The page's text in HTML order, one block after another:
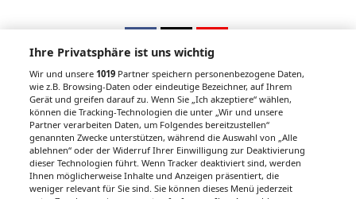
Unsere Wochenzeitungen
Gesundheitsseiten
Hier finden Sie die aktuelle Ausgabe der
Gesundheitsberichterstattung in den 120
Ihre Privatsphäre ist uns wichtig
Wir und unsere1019 Partner speichern personenbezogene Daten,
wie z.B. Browsing-Daten oder eindeutige Bezeichner, auf Ihrem
Gerät und greifen darauf zu. Wenn Sie „Ich akzeptiere“ wählen,
können die Tracking-Technologien die unter „Wir und unsere
Partner verarbeiten Daten, um Folgendes bereitzustellen“
genannten Zwecke unterstützen, während die Auswahl von „Alle
ablehnen“ oder der Widerruf Ihrer Einwilligung zur Deaktivierung
dieser Technologien führt. Wenn Tracker deaktiviert sind, werden
Ihnen möglicherweise Inhalte und Anzeigen präsentiert, die
weniger relevant für Sie sind. Sie können dieses Menü jederzeit